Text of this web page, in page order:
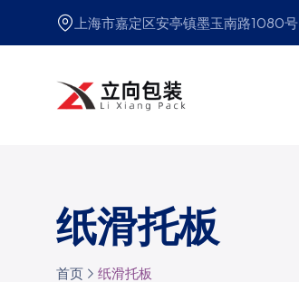
上海市嘉定区安亭镇墨玉南路1080号
纸滑托板
首页 纸滑托板